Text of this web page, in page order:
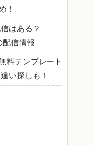
！
はある？
配信情報
料テンプレート
い探しも！